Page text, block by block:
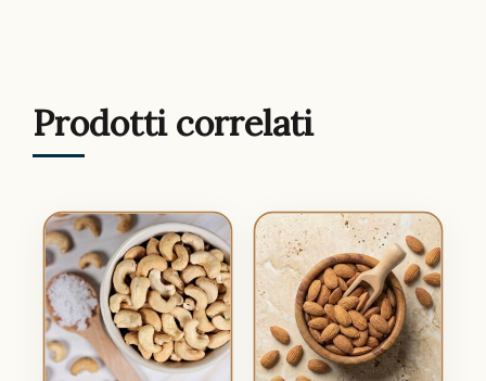
Prodotti correlati